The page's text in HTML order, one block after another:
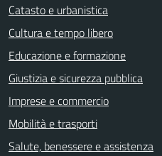
Catasto e urbanistica
Cultura e tempo libero
Educazione e formazione
Giustizia e sicurezza pubblica
Imprese e commercio
Mobilità e trasporti
Salute, benessere e assistenza